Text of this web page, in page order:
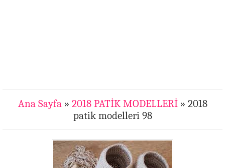
Ana Sayfa» 2018 PATİK MODELLERİ» 2018
patik modelleri 98